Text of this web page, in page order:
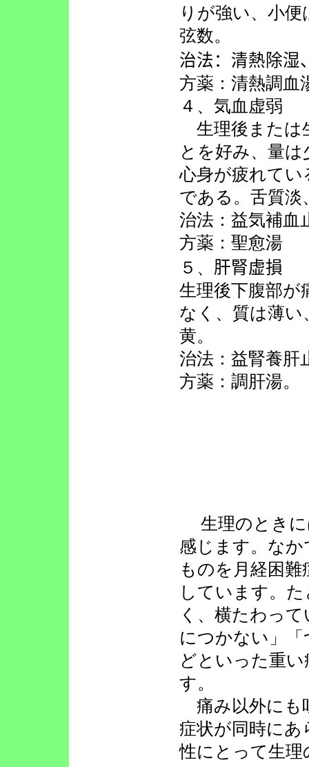
りが強い、小
弦数。
治法：清熱除湿
方薬：清熱調血
４、気血虚弱
生理後または
とを好み、量
心身が疲れてい
である。舌質淡
治法：益気補血
方薬：聖愈湯
５、 肝腎虚損
生理後下腹部が
なく、質は薄
黄。
治法：益腎養肝
方薬：調肝湯。
生理のとき
感じます。な
ものを月経困
しています。
く、横たわっ
につかない」
どといった重
す。
痛み以外にも
症状が同時にあ
性にとって生